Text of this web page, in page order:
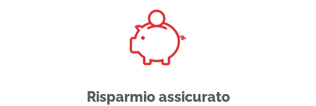
Risparmio assicurato